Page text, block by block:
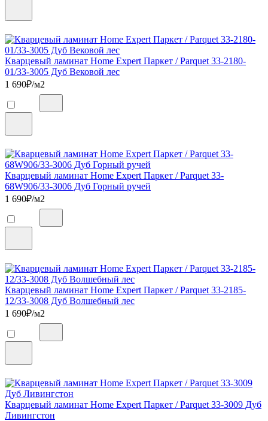
Кварцевый ламинат Home Expert Паркет / Parquet 33-2180-
01/33-3005 Дуб Вековой лес
1 690₽/м2
Кварцевый ламинат Home Expert Паркет / Parquet 33-
68W906/33-3006 Дуб Горный ручей
1 690₽/м2
Кварцевый ламинат Home Expert Паркет / Parquet 33-2185-
12/33-3008 Дуб Волшебный лес
1 690₽/м2
Кварцевый ламинат Home Expert Паркет / Parquet 33-3009 Дуб
Ливингстон